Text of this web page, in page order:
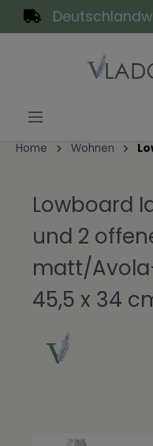
springen
Home Wohnen
Lowboard
und 2
matt/
45,5 x 34